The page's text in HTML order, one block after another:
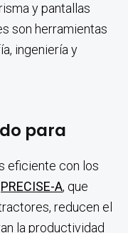
y pantallas
son herramientas
ingeniería y
para
eficiente con los
PRECISE-A, que
reducen el
la productividad